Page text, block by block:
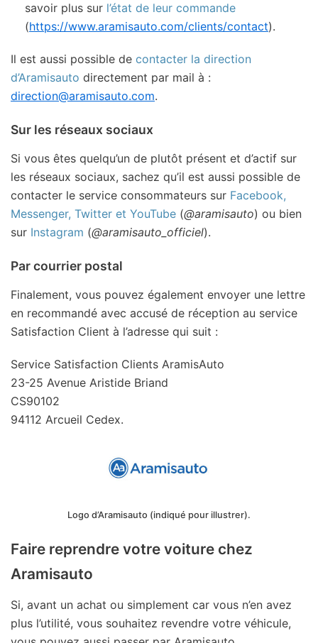
savoir plus sur l’état de leur commande
(https://www.aramisauto.com/clients/contact).
Il est aussi possible de contacter la direction
d’Aramisauto directement par mail à :
direction@aramisauto.com.
Sur les réseaux sociaux
Si vous êtes quelqu’un de plutôt présent et d’actif sur
les réseaux sociaux, sachez qu’il est aussi possible de
contacter le service consommateurs sur Facebook,
Messenger, Twitter et YouTube (@aramisauto) ou bien
sur Instagram (@aramisauto_officiel).
Par courrier postal
Finalement, vous pouvez également envoyer une lettre
en recommandé avec accusé de réception au service
Satisfaction Client à l’adresse qui suit :
Service Satisfaction Clients AramisAuto
23-25 Avenue Aristide Briand
CS90102
94112 Arcueil Cedex.
Logo d’Aramisauto (indiqué pour illustrer).
Faire reprendre votre voiture chez
Aramisauto
Si, avant un achat ou simplement car vous n’en avez
plus l’utilité, vous souhaitez revendre votre véhicule,